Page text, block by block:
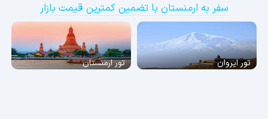
سفر به ارمنستان با تضمین کمترین قیمت بازار
تور ایروان تور ارمنستان